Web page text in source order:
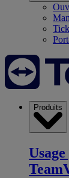
Produits